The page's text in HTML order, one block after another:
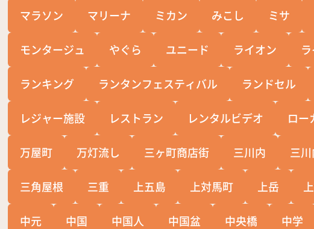
マラソン マリーナ ミカン みこし ミサ
モンタージュ やぐら ユニード ライオン
ランキング ランタンフェスティバル ランドセル
レジャー施設 レストラン レンタルビデオ ロー
万屋町 万灯流し 三ヶ町商店街 三川内 三
三角屋根 三重 上五島 上対馬町 上岳
中元 中国 中国人 中国盆 中央橋 中学